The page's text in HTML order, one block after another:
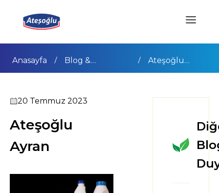
Anasayfa
Blog &
Duyurular
Ateşoğlu
Ayran
20 Temmuz 2023
Ateşoğlu
Ayran